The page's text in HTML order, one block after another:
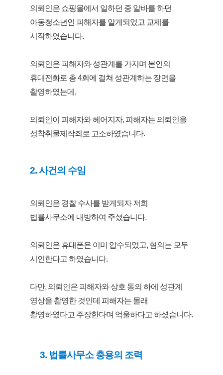
의뢰인은 쇼핑몰에서 일하던 중 알바를 하던
아동청소년인 피해자를 알게되었고 교제를
시작하였습니다.
의뢰인은 피해자와 성관계를 가지며 본인의
휴대전화로 총 4회에 걸쳐 성관계하는 장면을
촬영하였는데,
의뢰인이 피해자와 헤어지자, 피해자는 의뢰인을
성착취물제작죄로 고소하였습니다.
2. 사건의 수임
의뢰인은 경찰 수사를 받게되자 저희
법률사무소에 내방하여 주셨습니다.
의뢰인은 휴대폰은 이미 압수되었고, 혐의는 모두
시인한다고 하였습니다.
다만, 의뢰인은 피해자와 상호 동의 하에 성관계
영상을 촬영한 것인데 피해자는 몰래
촬영하였다고 주장한다며 억울하다고 하셨습니다.
3. 법률사무소 충용의 조력